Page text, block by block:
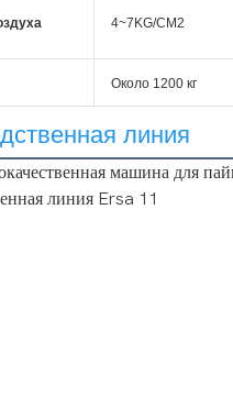
4~7KG/CM2
Около 1200 кг
линия